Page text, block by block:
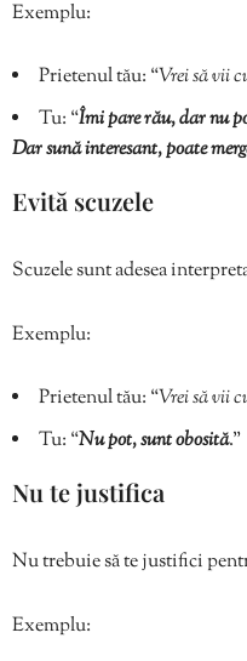
Exemplu:
Prietenul tău: “Vrei să vii
Tu: “Îmi pare rău, dar nu
Dar sună interesant, poate
Evită scuzele
Scuzele sunt adesea
Exemplu:
Prietenul tău: “Vrei să vii
Tu: “Nu pot, sunt obosită.”
Nu te justifica
Nu trebuie să te justifici
Exemplu: